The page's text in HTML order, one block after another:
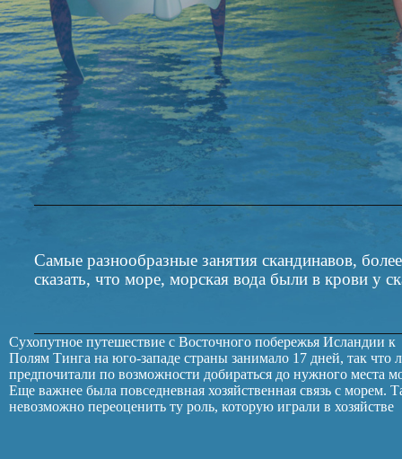
Самые разнообразные занятия скандинавов,
сказать, что море, морская вода были в крови у
Сухопутное путешествие с Восточного побережья Исландии к
Полям Тинга на юго-западе страны занимало 17 дней, так что
предпочитали по возможности добираться до нужного места
Еще важнее была повседневная хозяйственная связь с морем.
невозможно переоценить ту роль, которую играли в хозяйстве
людей рыбная ловля, охота на морского зверя, добывание мелкой
морской живности и водорослей. Не менее важно было и
скандинавы постоянно плавали по водам своих стран, в
своего региона, а нередко и за его пределами, причем на